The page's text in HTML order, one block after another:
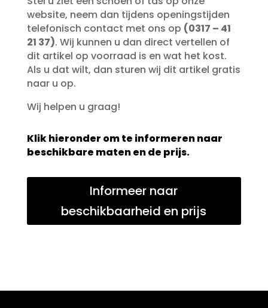
website, neem dan tijdens openingstijden
telefonisch contact met ons op (0317 – 41
21 37). Wij kunnen u dan direct vertellen of
dit artikel op voorraad is en wat het kost.
Als u dat wilt, dan sturen wij dit artikel gratis
naar u op.
Wij helpen u graag!
Klik hieronder om te informeren naar
beschikbare maten en de prijs.
Informeer naar
beschikbaarheid en prijs